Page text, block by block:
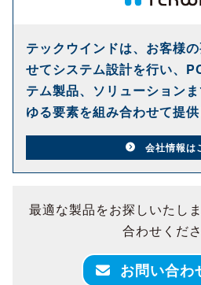
テックウインドは、お客様
せてシステム設計を行い、
テム製品、ソリューション
ゆる要素を組み合わせて提供
会社情報は
最適な製品をお探しいたし
合わせくださ
お問い合わ